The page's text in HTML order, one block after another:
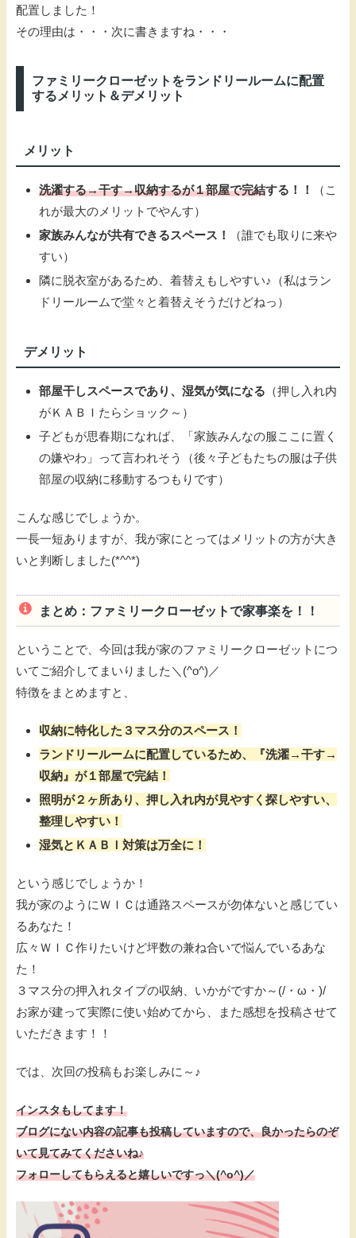
配置しました！
その理由は・・・次に書きますね・・・
ファミリークローゼットをランドリールームに配置
するメリット＆デメリット
メリット
洗濯する→干す→収納するが１部屋で完結する！！
（こ
れが最大のメリットでやんす）
家族みんなが共有できるスペース！
（誰でも取りに来や
すい）
隣に脱衣室があるため、着替えもしやすい♪（私はラン
ドリールームで堂々と着替えそうだけどねっ）
デメリット
部屋干しスペースであり、湿気が気になる （押し入れ内
がＫＡＢＩたらショック～）
子どもが思春期になれば、「家族みんなの服ここに置く
の嫌やわ」って言われそう（後々子どもたちの服は子供
部屋の収納に移動するつもりです）
こんな感じでしょうか。
一長一短ありますが、我が家にとってはメリットの方が大き
いと判断しました(*^^*)
まとめ：ファミリークローゼットで家事楽を！！
ということで、今回は我が家のファミリークローゼットにつ
いてご紹介してまいりました＼(^o^)／
特徴をまとめますと、
収納に特化した３マス分のスペース！
ランドリールームに配置しているため、『洗濯→干す→
収納』が１部屋で完結！
照明が２ヶ所あり、押し入れ内が見やすく探しやすい、
整理しやすい！
湿気とＫＡＢＩ対策は万全に！
という感じでしょうか！
我が家のようにＷＩＣは通路スペースが勿体ないと感じてい
るあなた！
広々ＷＩＣ作りたいけど坪数の兼ね合いで悩んでいるあな
た！
３マス分の押入れタイプの収納、いかがですか～(/・ω・)/
お家が建って実際に使い始めてから、また感想を投稿させて
いただきます！！
では、次回の投稿もお楽しみに～♪
インスタもしてます！
ブログにない内容の記事も投稿していますので、良かったらのぞ
いて見てみてくださいね♪
フォローしてもらえると嬉しいですっ＼(^o^)／